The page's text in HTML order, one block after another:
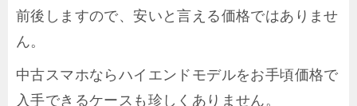
前後しますので、安いと言える価格ではありませ
ん。
中古スマホならハイエンドモデルをお手頃価格で
入手できるケースも珍しくありません。